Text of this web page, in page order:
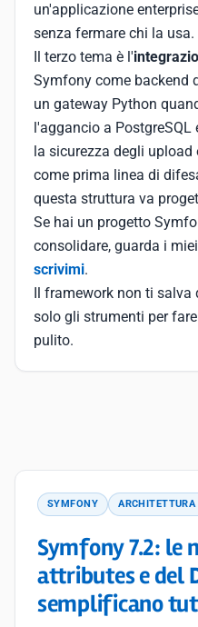
un'applicazione
senza fermare chi la usa.
Il terzo tema è l'
Symfony come backend
un gateway Python
l'aggancio a
la sicurezza degli
come prima linea di
questa struttura va
Se hai un progetto
consolidare, guarda i miei
scrivimi.
Il framework non ti salva
solo gli strumenti per
pulito.
SYMFONY
Symfony 7.2: le
attributes e del
semplificano